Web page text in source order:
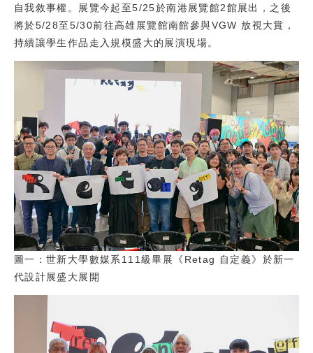
自我敘事權。展覽今起至5/25於南港展覽館2館展出，之後
將於5/28至5/30前往高雄展覽館南館參與VGW 放視大賞，
持續讓學生作品走入規模盛大的展演現場。
圖一：世新大學數媒系111級畢展《Retag 自定義》於新一
代設計展盛大展開